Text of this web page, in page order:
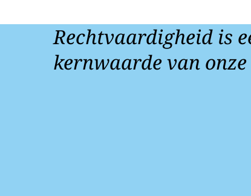
Rechtvaardigheid is
kernwaarde van